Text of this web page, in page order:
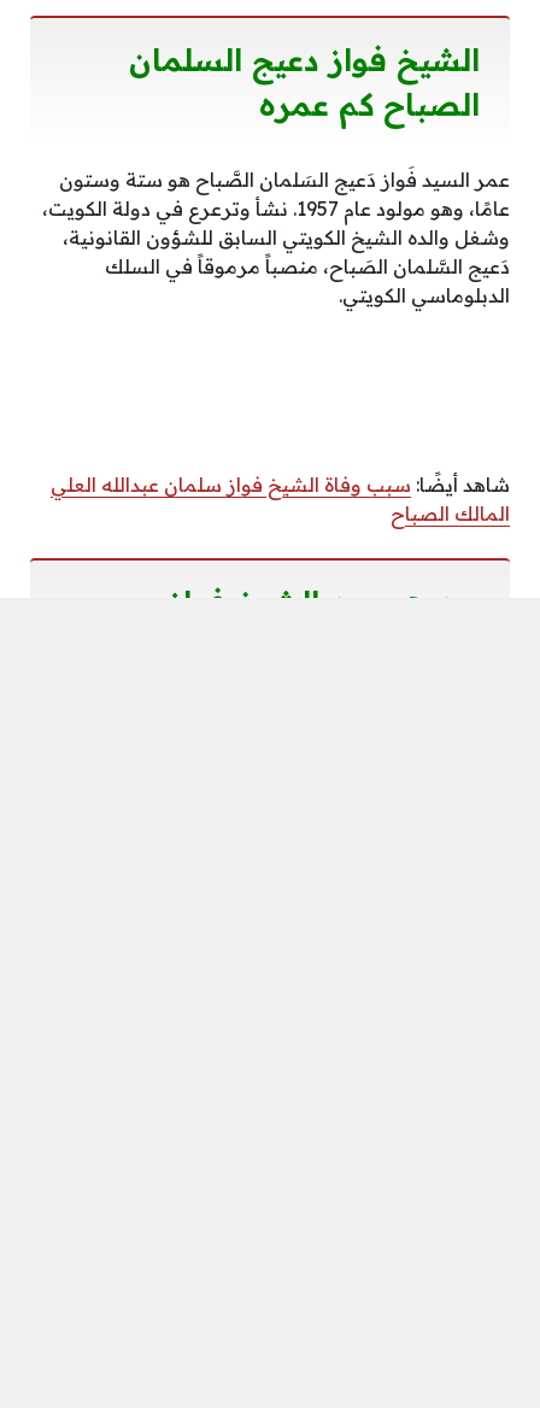
الشيخ فواز دعيج السلمان
الصباح كم عمره
عمر السيد فَواز دَعيج السَلمان الصَّباح هو ستة وستون
عامًا، وهو مولود عام 1957. نشأ وترعرع في دولة الكويت،
وشغل والده الشيخ الكويتي السابق للشؤون القانونية،
دَعيج السَّلمان الصَباح، منصباً مرموقاً في السلك
الدبلوماسي الكويتي.
شاهد أيضًا: سبب وفاة الشيخ فواز سلمان عبدالله العلي
المالك الصباح
من هي من الشيخ فواز دعيج